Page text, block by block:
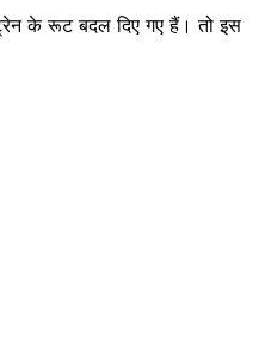
के रूट बदल दिए गए हैं। तो इस